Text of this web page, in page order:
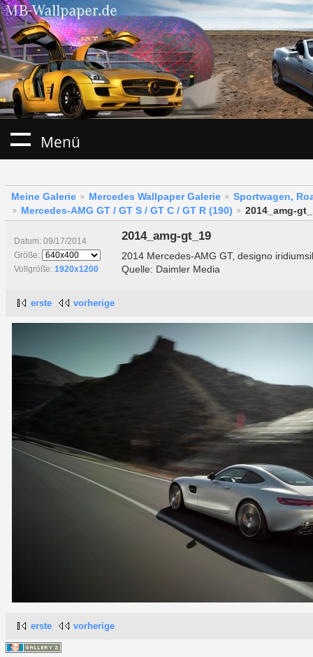
Menü
Meine Galerie Mercedes Wallpaper Galerie
Sportwagen,
Mercedes-AMG GT / GT S / GT C / GT R (190)
2014_amg-
Datum: 09/17/2014
Größe:
Vollgröße: 1920x1200
2014_amg-gt_19
2014 Mercedes-AMG GT, designo
Quelle: Daimler Media
erste vorherige
erste vorherige